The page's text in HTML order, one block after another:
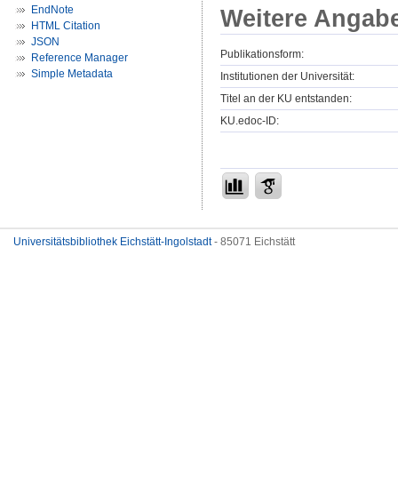
EndNote
HTML Citation
JSON
Reference Manager
Simple Metadata
Weitere
Publikationsform:
Institutionen der Universität:
Titel an der KU entstanden:
KU.edoc-ID:
Universitätsbibliothek Eichstätt-Ingolstadt- 85071 Eichstätt